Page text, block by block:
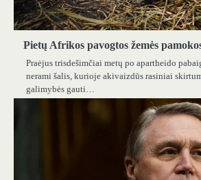
Pietų Afrikos pavogtos žemės
Praėjus trisdešimčiai metų po apartheido
nerami šalis, kurioje akivaizdūs rasiniai
galimybės gauti…